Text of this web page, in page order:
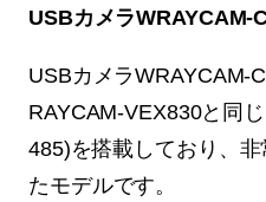
USBカメラWRAYCAM-
USBカメラWRAYCAM-
RAYCAM-VEX830と同
485)を搭載しており、
たモデルです。